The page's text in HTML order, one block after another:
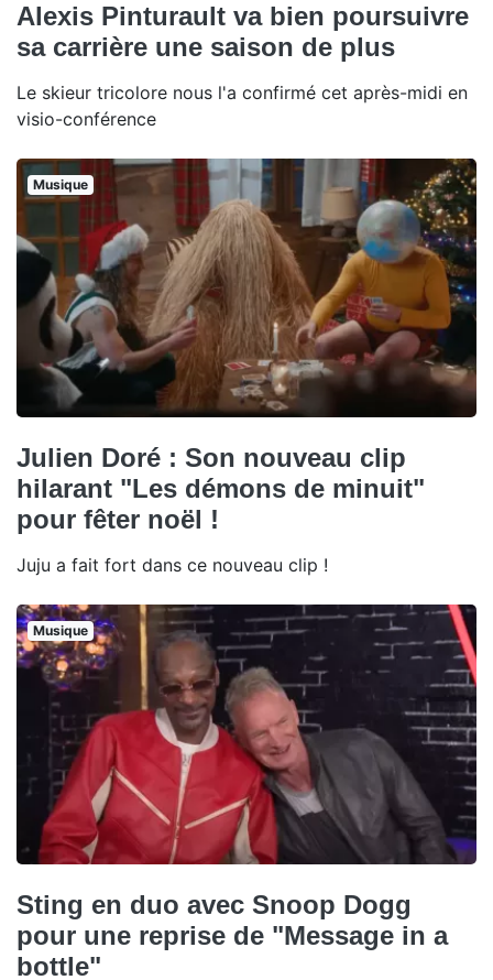
Alexis Pinturault va bien poursuivre
sa carrière une saison de plus
Le skieur tricolore nous l'a confirmé cet après-midi en
visio-conférence
Musique
Julien Doré : Son nouveau clip
hilarant "Les démons de minuit"
pour fêter noël !
Juju a fait fort dans ce nouveau clip !
Musique
Sting en duo avec Snoop Dogg
pour une reprise de "Message in a
bottle"